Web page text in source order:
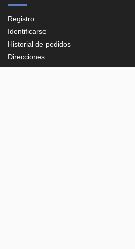
Registro
Identificarse
Historial de pedidos
Direcciones